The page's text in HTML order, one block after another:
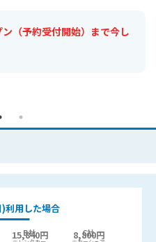
（予約受付開始）まで今し
利用した場合
15,840円 8,800円
B社 C社